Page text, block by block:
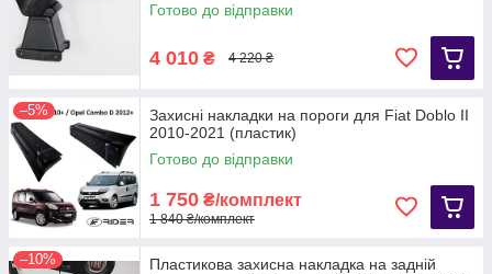
Готово до відправки
4 010 ₴ 4 220 ₴
–5%
Захисні накладки на пороги для Fiat Doblo II
2010-2021 (пластик)
Готово до відправки
1 750 ₴/комплект
1 840 ₴/комплект
–10%
Пластикова захисна накладка на задній